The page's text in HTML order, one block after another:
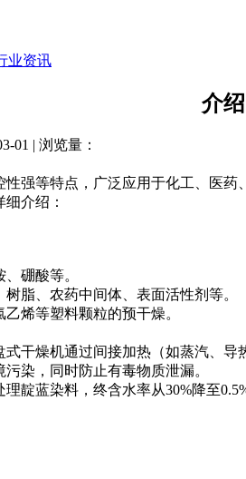
业资讯
介
01 | 浏览量：
强等特点，广泛应用于化工、医
介绍：
硼酸等。
脂、农药中间体、表面活性剂等。
烯等塑料颗粒的预干燥。
干燥机通过间接加热（如蒸汽、导
染，同时防止有毒物质泄漏。
靛蓝染料，终含水率从30%降至